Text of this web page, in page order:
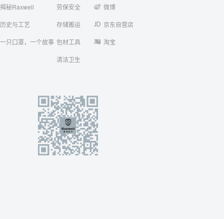
揭秘Raxwell
历史与工艺
一只口罩，一个故事
劳保安全
存储搬运
包材工具
清洁卫生
微博
京东自营店
淘宝